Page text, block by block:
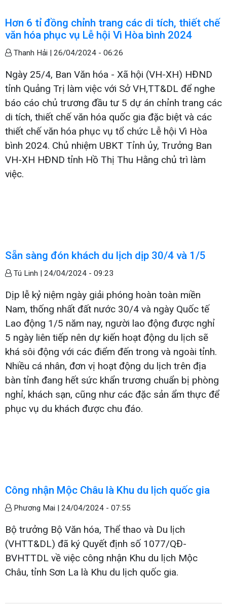
Hơn 6 tỉ đồng chỉnh trang các di tích, thiết chế
văn hóa phục vụ Lễ hội Vì Hòa bình 2024
Thanh Hải | 26/04/2024 - 06:26
Ngày 25/4, Ban Văn hóa - Xã hội (VH-XH) HĐND
tỉnh Quảng Trị làm việc với Sở VH,TT&DL để nghe
báo cáo chủ trương đầu tư 5 dự án chỉnh trang các
di tích, thiết chế văn hóa quốc gia đặc biệt và các
thiết chế văn hóa phục vụ tổ chức Lễ hội Vì Hòa
bình 2024. Chủ nhiệm UBKT Tỉnh ủy, Trưởng Ban
VH-XH HĐND tỉnh Hồ Thị Thu Hằng chủ trì làm
việc.
Sẵn sàng đón khách du lịch dịp 30/4 và 1/5
Tú Linh | 24/04/2024 - 09:23
Dịp lễ kỷ niệm ngày giải phóng hoàn toàn miền
Nam, thống nhất đất nước 30/4 và ngày Quốc tế
Lao động 1/5 năm nay, người lao động được nghỉ
5 ngày liên tiếp nên dự kiến hoạt động du lịch sẽ
khá sôi động với các điểm đến trong và ngoài tỉnh.
Nhiều cá nhân, đơn vị hoạt động du lịch trên địa
bàn tỉnh đang hết sức khẩn trương chuẩn bị phòng
nghỉ, khách sạn, cũng như các đặc sản ẩm thực để
phục vụ du khách được chu đáo.
Công nhận Mộc Châu là Khu du lịch quốc gia
Phương Mai | 24/04/2024 - 07:55
Bộ trưởng Bộ Văn hóa, Thể thao và Du lịch
(VHTT&DL) đã ký Quyết định số 1077/QĐ-
BVHTTDL về việc công nhận Khu du lịch Mộc
Châu, tỉnh Sơn La là Khu du lịch quốc gia.